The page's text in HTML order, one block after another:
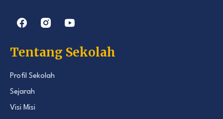
Tentang Sekolah
Profil Sekolah
Sejarah
Visi Misi